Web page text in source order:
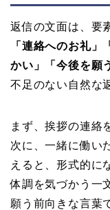
返信の文面は、要
「連絡へのお礼
かい」「今後を願
不足のない自然な
まず、挨拶の連絡
次に、一緒に働い
えると、形式的に
体調を気づかう一
願う前向きな言葉